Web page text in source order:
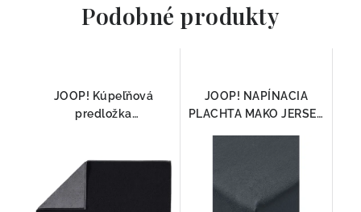
Podobné produkty
JOOP! Kúpeľňová
predložka
50x80cm, 100% Bavlna
JOOP! NAPÍNACIA
PLACHTA MAKO JERSEY